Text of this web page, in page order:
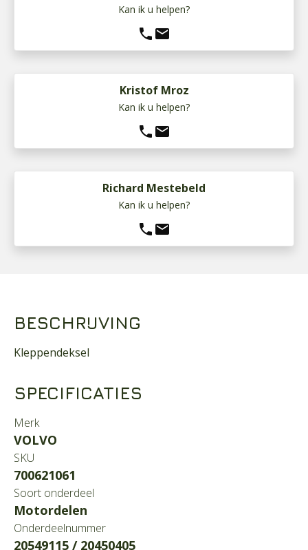
Kan ik u helpen?
phone mail
Kristof Mroz
Kan ik u helpen?
phone mail
Richard Mestebeld
Kan ik u helpen?
phone mail
BESCHRIJVING
Kleppendeksel
SPECIFICATIES
Merk
VOLVO
SKU
700621061
Soort onderdeel
Motordelen
Onderdeelnummer
20549115 / 20450405